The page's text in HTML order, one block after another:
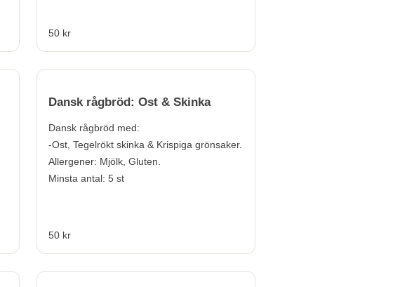
50 kr
Dansk rågbröd: Ost & Skinka
Dansk rågbröd med:
-Ost, Tegelrökt skinka & Krispiga grönsaker.
Allergener: Mjölk, Gluten.
Minsta antal: 5 st
50 kr